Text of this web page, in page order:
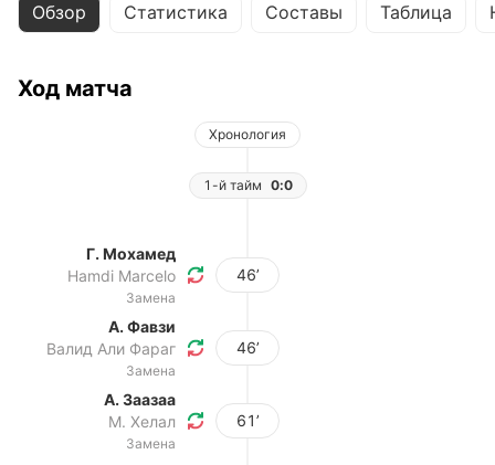
Обзор Статистика Составы Таблица
Ход матча
Хронология
1-й тайм 0:0
Г. Мохамед
Hamdi Marcelo
Замена
46’
А. Фавзи
Валид Али Фараг
Замена
46’
А. Заазаа
М. Хелал
Замена
61’